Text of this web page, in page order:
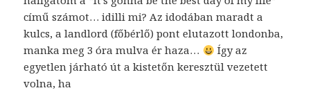
című számot… idilli mi? Az idodában maradt a
kulcs, a landlord (főbérlő) pont elutazott londonba,
manka meg 3 óra mulva ér haza…
Így az
egyetlen járható út a kistetőn keresztül vezetett
volna, ha